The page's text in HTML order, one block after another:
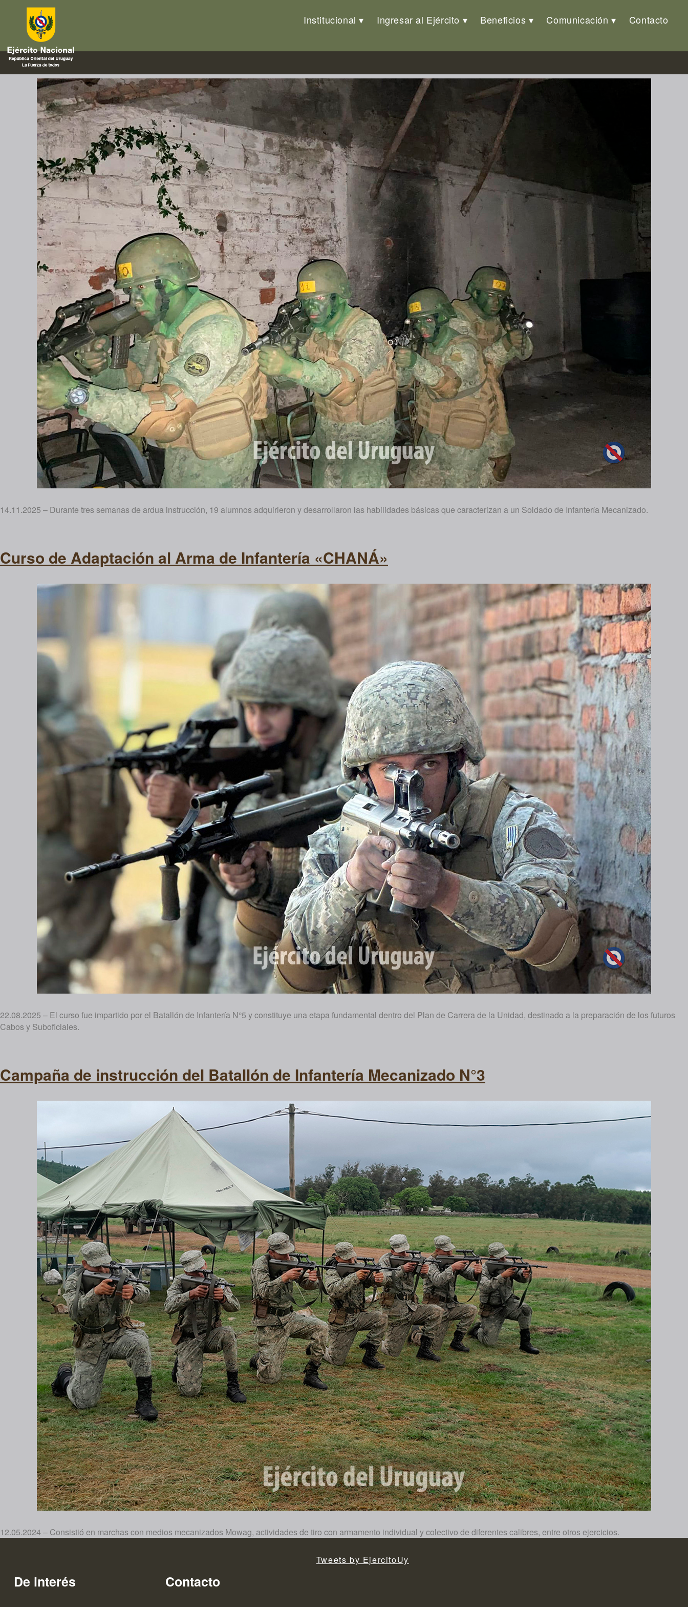
Institucional Ingresar al Ejército Beneficios Comunicación Contacto
marchas
Curso de Fusilero Mecanizado «Halcón»
14.11.2025 – Durante tres semanas de ardua instrucción, 19 alumnos adquirieron y desarrollaron las habilidades básicas que caracterizan a un Soldado de Infantería Mecanizado.
Curso de Adaptación al Arma de Infantería «CHANÁ»
22.08.2025 – El curso fue impartido por el Batallón de Infantería N°5 y constituye una etapa fundamental dentro del Plan de Carrera de la Unidad, destinado a la preparación de los futuros
Cabos y Suboficiales.
Campaña de instrucción del Batallón de Infantería Mecanizado N°3
12.05.2024 – Consistió en marchas con medios mecanizados Mowag, actividades de tiro con armamento individual y colectivo de diferentes calibres, entre otros ejercicios.
De interés Contacto
Tweets by EjercitoUy